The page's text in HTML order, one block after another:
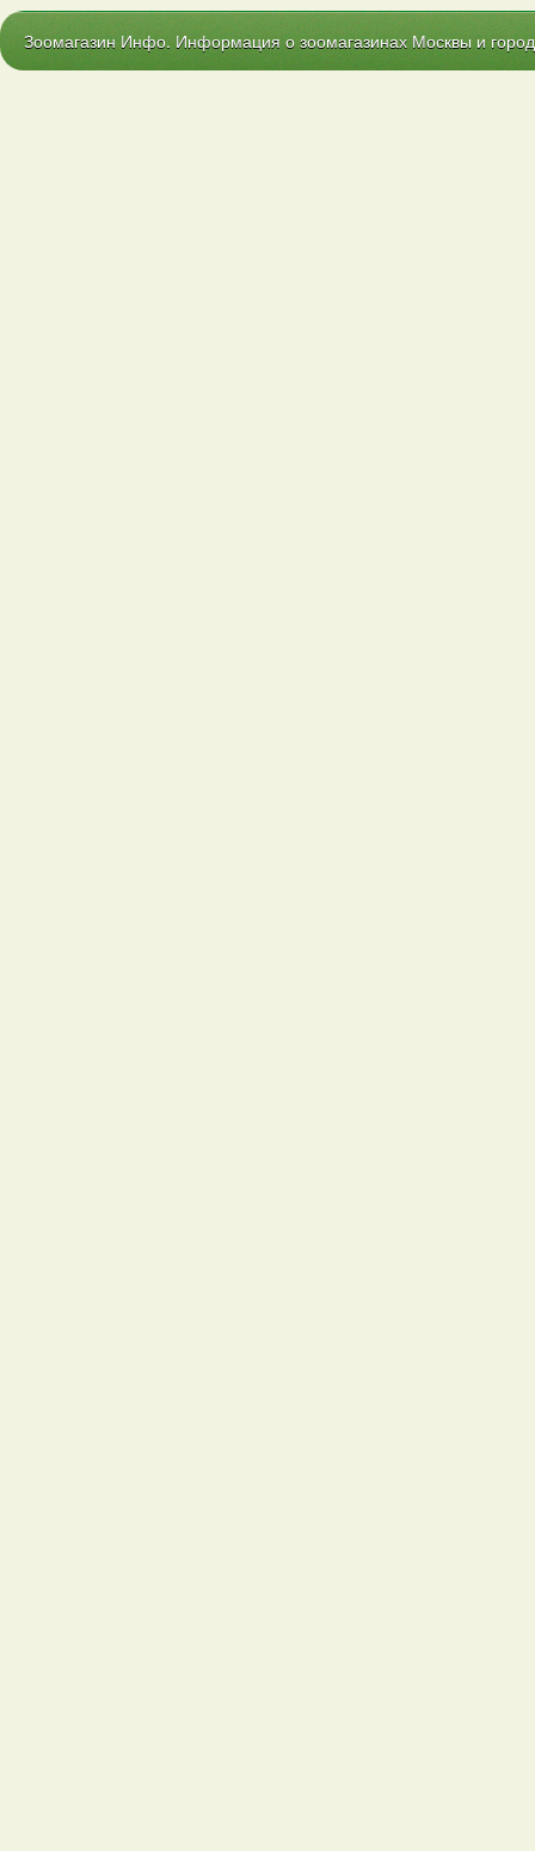
Зоомагазин Инфо. Информация о зоомагазинах Москвы и